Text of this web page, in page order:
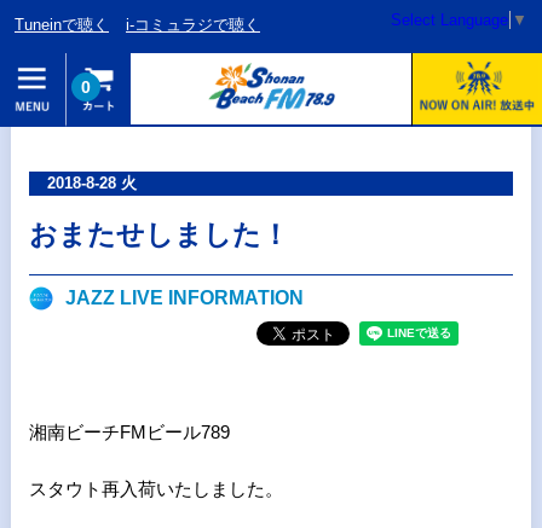
Tuneinで聴く i-コミュラジで聴く Select Language ▼
0
2018-8-28 火
おまたせしました！
JAZZ LIVE INFORMATION
湘南ビーチFMビール789
スタウト再入荷いたしました。